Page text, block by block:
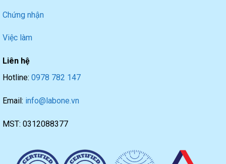
Chứng nhận
Việc làm
Liên hệ
Hotline: 0978 782 147
Email: info@labone.vn
MST: 0312088377